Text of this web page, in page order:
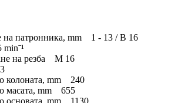
на патронника, mm 1 - 13 / B 16
на резба M 16
колоната, mm 240
масата, mm 655
основата, mm 1130